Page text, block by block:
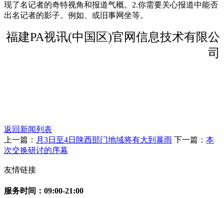
现了名记者的奇特视角和报道气概。2.你需要关心报道中能否
出名记者的影子。例如、或旧事网坐等。
福建PA视讯(中国区)官网信息技术有限公
司
返回新闻列表
上一篇： 月3日至4日陕西部门地域将有大到暴雨 下一篇： 本
次交换研讨的序幕
友情链接
服务时间：09:00-21:00